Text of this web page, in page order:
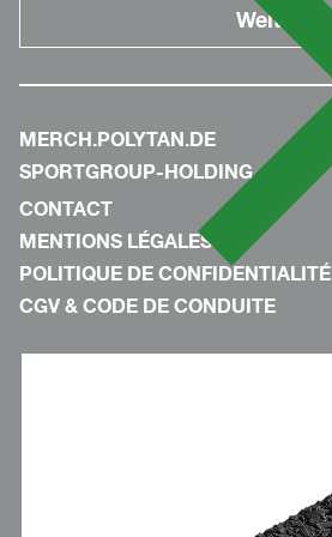
MERCH.POLYTAN.DE
SPORTGROUP-HOLDING
CONTACT
MENTIONS LÉGALES
POLITIQUE DE CONFIDENTIALITÉ
CGV & CODE DE CONDUITE